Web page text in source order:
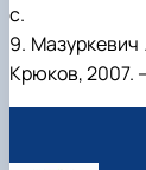
с.
9. Мазуркевич
Крюков, 2007.